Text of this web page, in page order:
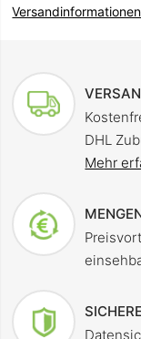
Versandinformationen
DHL
Mehr